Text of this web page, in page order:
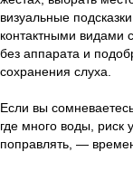
визуальные
контактными видами
без аппарата и
сохранения слуха.
Если вы
где много воды, риск
поправлять, —